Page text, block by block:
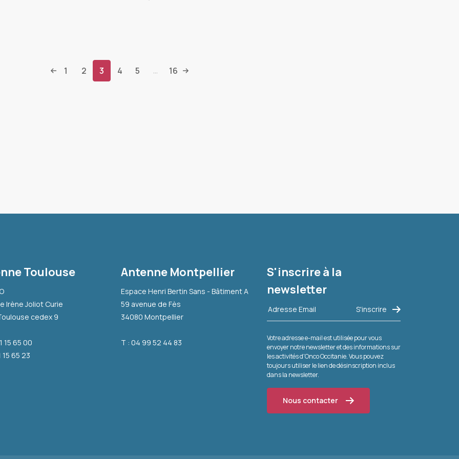
1 2 3 4 5 ... 16
Toulouse
Irène Joliot Curie
cedex 9
15 65 00
15 65 23
Antenne Montpellier
Espace Henri Bertin Sans - Bâtiment A
59 avenue de Fès
34080 Montpellier
T : 04 99 52 44 83
S'inscrire à la
newsletter
Votre adresse e-mail est utilisée pour vous
envoyer notre newsletter et des informations sur
les activités d'Onco Occitanie. Vous pouvez
toujours utiliser le lien de désinscription inclus
dans la newsletter.
Nous contacter